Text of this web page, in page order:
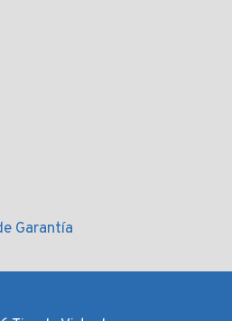
Garantía